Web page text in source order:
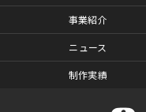
事業紹介
ニュース
制作実績